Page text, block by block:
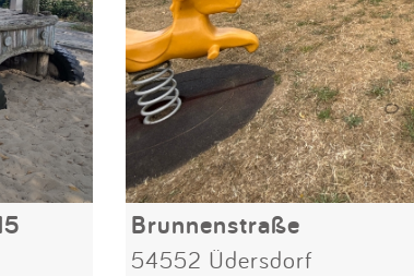
Brunnenstraße
54552 Üdersdorf